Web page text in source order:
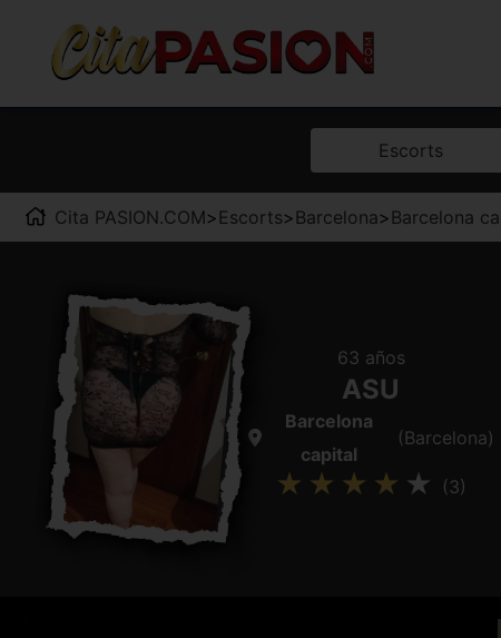
Escorts
Cita PASION.COM>Escorts>Barcelona>Barcelona
63 años
ASU
Barcelona
capital
(Barcelona)
(3)